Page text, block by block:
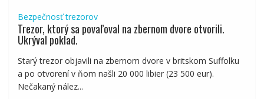
Bezpečnosť trezorov
Trezor, ktorý sa povaľoval na zbernom dvore otvorili.
Ukrýval poklad.
Starý trezor objavili na zbernom dvore v britskom Suffolku
a po otvorení v ňom našli 20 000 libier (23 500 eur).
Nečakaný nález...